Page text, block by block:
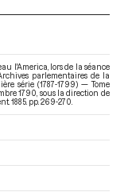
l'America, lors de la séance
parlementaires de la
série (1787-1799) — Tome
1790 , sous la direction de
1885. pp. 269-270.